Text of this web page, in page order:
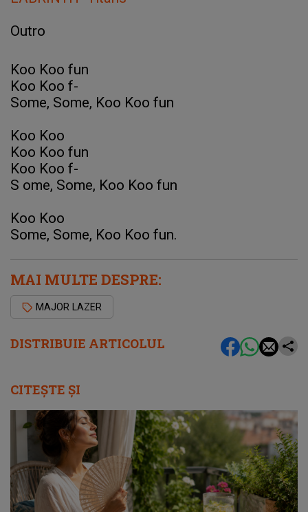
DISTRIBUIE ARTICOLUL
Outro
Koo Koo fun
Koo Koo f-
Some, Some, Koo Koo fun
Koo Koo
Koo Koo fun
Koo Koo f-
S ome, Some, Koo Koo fun
Koo Koo
Some, Some, Koo Koo fun.
MAI MULTE DESPRE:
MAJOR LAZER
CITEȘTE ȘI